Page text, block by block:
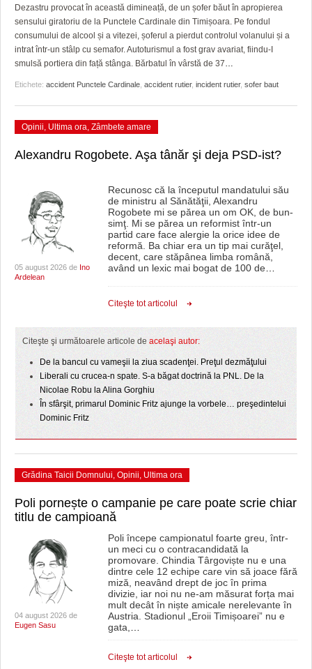
GRĂDINA TAICII DOMNULUI
ZIARISTU’ DE TERASĂ
CU OIŞTEA-N KIERKEGAARD
FINANŢĂRI DE LA A LA Z
CRONICĂ DE FILM
UNDE MERGEM
FILME DOCUMENTARE
CLIPURI VIDEO
ACCIDENTE
ANUNŢURI
INFO SI UTILE
CULTURA
CLIPURI VIDEO
JOCURI ONLINE
FARMACII DIN TIMIŞOARA
LICEE, ŞCOLI ŞI GRĂDINIŢE DIN TIMIŞ
PRIMĂRIILE DIN TIMIŞ
SFATUL MEDICULUI
Dezastru provocat în această dimineață, de un șofer băut în apropierea
sensului giratoriu de la Punctele Cardinale din Timișoara. Pe fondul
consumului de alcool și a vitezei, șoferul a pierdut controlul volanului și a
intrat într-un stâlp cu semafor. Autoturismul a fost grav avariat, fiindu-I
smulsă portiera din față stânga. Bărbatul în vârstă de 37…
Etichete: accident Punctele Cardinale accident rutier, incident rutier, sofer baut
Opinii, Ultima ora, Zâmbete amare
Alexandru Rogobete. Aşa tânăr şi deja PSD-ist?
05 august 2026 de Ino
Ardelean
Recunosc că la începutul mandatului său
de ministru al Sănătăţii, Alexandru
Rogobete mi se părea un om OK, de bun-
simţ. Mi se părea un reformist într-un
partid care face alergie la orice idee de
reformă. Ba chiar era un tip mai curăţel,
decent, care stăpânea limba română,
având un lexic mai bogat de 100 de…
Citeşte tot articolul
Citeşte şi următoarele articole de acelaşi autor:
De la bancul cu vameşii la ziua scadenţei. Preţul dezmăţului
Liberali cu crucea-n spate. S-a băgat doctrină la PNL. De la
Nicolae Robu la Alina Gorghiu
În sfârşit, primarul Dominic Fritz ajunge la vorbele… preşedintelui
Dominic Fritz
Grădina Taicii Domnului, Opinii, Ultima ora
Poli pornește o campanie pe care poate scrie chiar
titlu de campioană
04 august 2026 de
Eugen Sasu
Poli începe campionatul foarte greu, într-
un meci cu o contracandidată la
promovare. Chindia Târgoviște nu e una
dintre cele 12 echipe care vin să joace fără
miză, neavând drept de joc în prima
divizie, iar noi nu ne-am măsurat forța mai
mult decât în niște amicale nerelevante în
Austria. Stadionul „Eroii Timișoarei” nu e
gata,…
Citeşte tot articolul